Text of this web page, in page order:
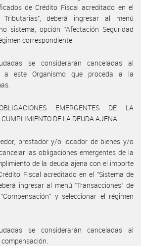
de Crédito Fiscal acreditado en el
Tributarias”, deberá ingresar al menú
sistema, opción “Afectación Seguridad
correspondiente.
se considerarán canceladas al
a este Organismo que proceda a la
EMERGENTES DE LA
DE LA DEUDA AJENA
prestador y/o locador de bienes y/o
las obligaciones emergentes de la
de la deuda ajena con el importe
Fiscal acreditado en el “Sistema de
ingresar al menú “Transacciones” de
y seleccionar el régimen
se considerarán canceladas al